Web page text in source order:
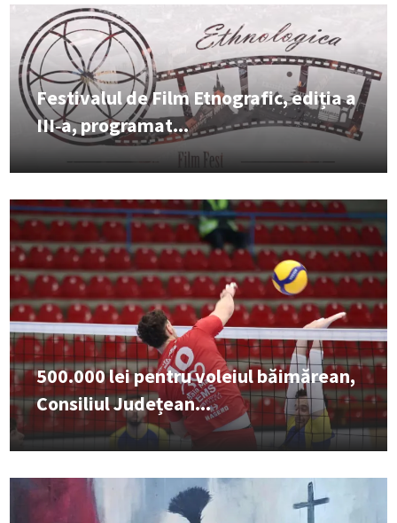
Festivalul de Film Etnografic, ediția a
III‑a, programat...
500.000 lei pentru voleiul băimărean,
Consiliul Județean...